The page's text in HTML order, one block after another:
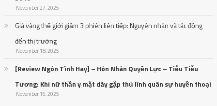
November 27, 2025
Giá vàng thế giới giảm 3 phiên liên tiếp: Nguyên nhân và tác động
đến thị trường
November 18, 2025
[Review Ngôn Tình Hay] – Hôn Nhân Quyền Lực – Tiễu Tiễu
Tương: Khi nữ thần y mặt dày gặp thủ lĩnh quân sự huyền thoại
November 16, 2025